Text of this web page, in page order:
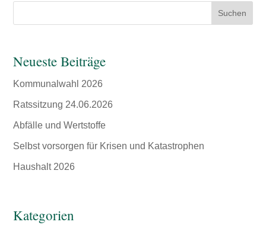
Suchen
Neueste Beiträge
Kommunalwahl 2026
Ratssitzung 24.06.2026
Abfälle und Wertstoffe
Selbst vorsorgen für Krisen und Katastrophen
Haushalt 2026
Kategorien